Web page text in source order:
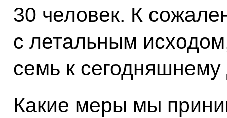
30 человек. К
с летальным
семь к
Какие меры мы